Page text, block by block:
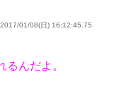
01/08(日) 16:12:45.75
るんだよ。